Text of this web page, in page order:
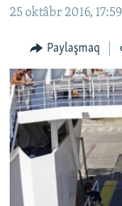
qaytmaq
qaytmaq
CEMİYET
MEDENİYET
İNSAN AQLARI
VİDEO
SÜRET
BLOGLAR
FİKİR
25 oktâbr 2016, 17:59
Paylaşmaq